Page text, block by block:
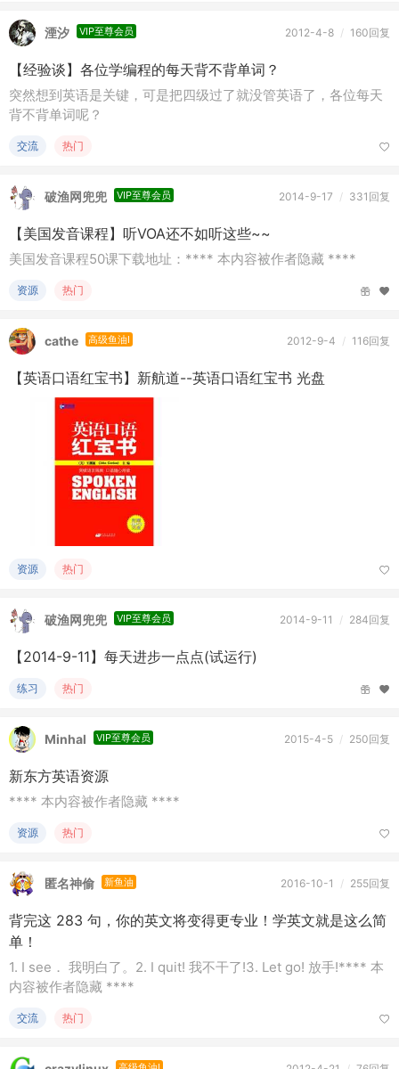
湮汐 VIP至尊会员 2012-4-8 / 160回复
【经验谈】各位学编程的每天背不背单词？
突然想到英语是关键，可是把四级过了就没管英语了，各位每天
背不背单词呢？
交流 热门
破渔网兜兜 VIP至尊会员 2014-9-17 / 331回复
【美国发音课程】听VOA还不如听这些~~
美国发音课程50课下载地址：**** 本内容被作者隐藏 ****
资源 热门
cathe 高级鱼油I 2012-9-4 / 116回复
【英语口语红宝书】新航道--英语口语红宝书 光盘
资源 热门
破渔网兜兜 VIP至尊会员 2014-9-11 / 284回复
【2014-9-11】每天进步一点点(试运行)
练习 热门
Minhal VIP至尊会员 2015-4-5 / 250回复
新东方英语资源
**** 本内容被作者隐藏 ****
资源 热门
匿名神偷 新鱼油 2016-10-1 / 255回复
背完这 283 句，你的英文将变得更专业！学英文就是这么简
单！
1. I see． 我明白了。2. I quit! 我不干了!3. Let go! 放手!**** 本
内容被作者隐藏 ****
交流 热门